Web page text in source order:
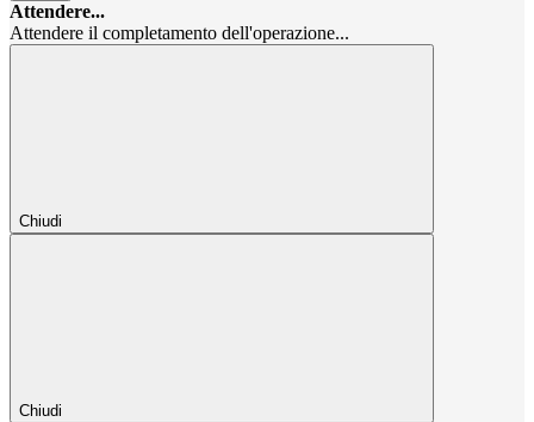
Attendere...
Attendere il completamento dell'operazione...
Chiudi
Chiudi